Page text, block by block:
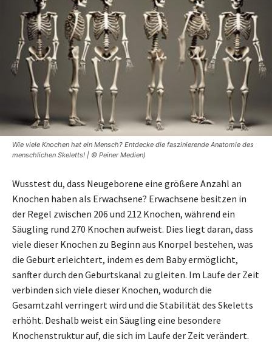
Wie viele Knochen hat ein Mensch? Entdecke die faszinierende Anatomie des
menschlichen Skeletts! | © Peiner Medien)
Wusstest du, dass Neugeborene eine größere Anzahl an
Knochen haben als Erwachsene? Erwachsene besitzen in
der Regel zwischen 206 und 212 Knochen, während ein
Säugling rund 270 Knochen aufweist. Dies liegt daran, dass
viele dieser Knochen zu Beginn aus Knorpel bestehen, was
die Geburt erleichtert, indem es dem Baby ermöglicht,
sanfter durch den Geburtskanal zu gleiten. Im Laufe der Zeit
verbinden sich viele dieser Knochen, wodurch die
Gesamtzahl verringert wird und die Stabilität des Skeletts
erhöht. Deshalb weist ein Säugling eine besondere
Knochenstruktur auf, die sich im Laufe der Zeit verändert.